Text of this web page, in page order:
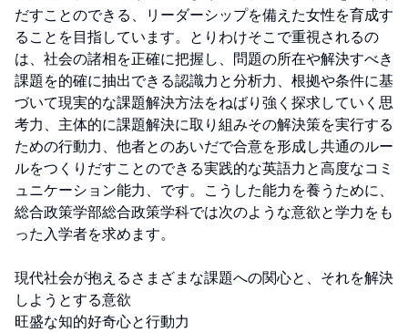
だすことのできる、リーダーシップを備えた女性を育成す
ることを目指しています。とりわけそこで重視されるの
は、社会の諸相を正確に把握し、問題の所在や解決すべき
課題を的確に抽出できる認識力と分析力、根拠や条件に基
づいて現実的な課題解決方法をねばり強く探求していく思
考力、主体的に課題解決に取り組みその解決策を実行する
ための行動力、他者とのあいだで合意を形成し共通のルー
ルをつくりだすことのできる実践的な英語力と高度なコミ
ュニケーション能力、です。こうした能力を養うために、
総合政策学部総合政策学科では次のような意欲と学力をも
った入学者を求めます。
現代社会が抱えるさまざまな課題への関心と、それを解決
しようとする意欲
旺盛な知的好奇心と行動力